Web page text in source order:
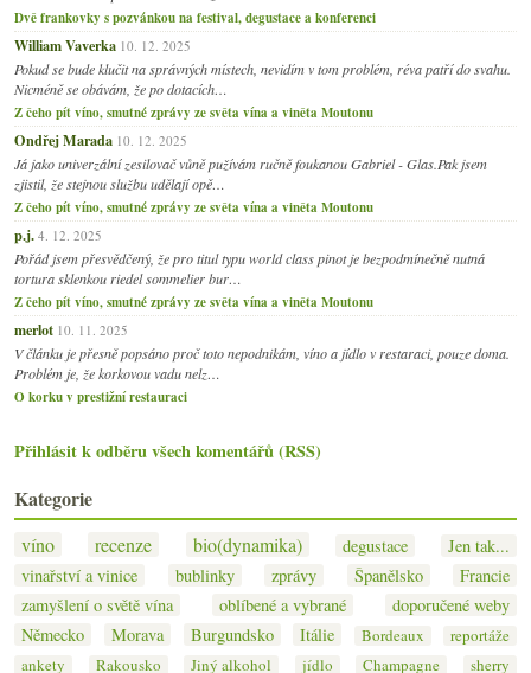
Dvě frankovky s pozvánkou na festival, degustace a konferenci
William Vaverka 10. 12. 2025
Pokud se bude klučit na správných místech, nevidím v tom problém, réva patří do svahu.
Nicméně se obávám, že po dotacích…
Z čeho pít víno, smutné zprávy ze světa vína a viněta Moutonu
Ondřej Marada 10. 12. 2025
Já jako univerzální zesilovač vůně pužívám ručně foukanou Gabriel - Glas.Pak jsem
zjistil, že stejnou službu udělají opě…
Z čeho pít víno, smutné zprávy ze světa vína a viněta Moutonu
p.j. 4. 12. 2025
Pořád jsem přesvědčený, že pro titul typu world class pinot je bezpodmínečně nutná
tortura sklenkou riedel sommelier bur…
Z čeho pít víno, smutné zprávy ze světa vína a viněta Moutonu
merlot 10. 11. 2025
V článku je přesně popsáno proč toto nepodnikám, víno a jídlo v restaraci, pouze doma.
Problém je, že korkovou vadu nelz…
O korku v prestižní restauraci
Přihlásit k odběru všech komentářů (RSS)
Kategorie
víno recenze bio(dynamika) degustace
Jen tak...
vinařství a vinice
bublinky zprávy Španělsko
Francie
zamyšlení o světě vína
oblíbené a vybrané
doporučené weby
Německo
Morava Burgundsko Itálie Bordeaux
reportáže
ankety
Rakousko Jiný alkohol jídlo Champagne sherry